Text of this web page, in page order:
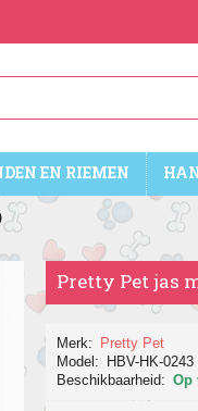
EN RIEMEN
Pretty Pet jas
Merk:
Pretty Pet
Model:
HBV-HK-0243
Beschikbaarheid: Op